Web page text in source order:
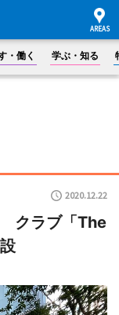
・働く 学ぶ・知る
2020.12.22
クラブ「The